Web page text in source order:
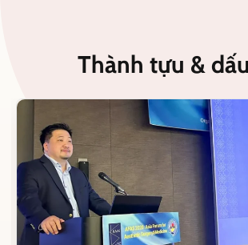
Thành tựu &